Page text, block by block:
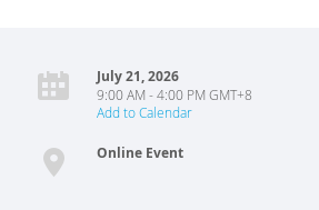
July 21, 2026
9:00 AM - 4:00 PM GMT+8
Add to Calendar
Online Event